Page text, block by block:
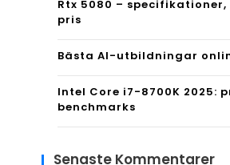
Rtx 5080 –
pris
Bästa AI-utbildningar
Intel Core i7-8700K 2025:
benchmarks
Senaste Kommentarer